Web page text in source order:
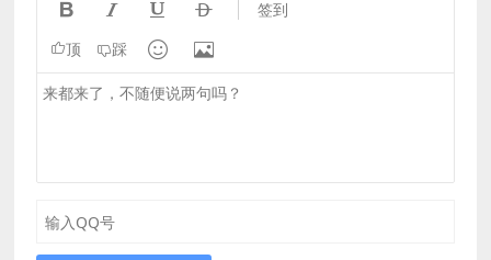
    签到
顶 踩  